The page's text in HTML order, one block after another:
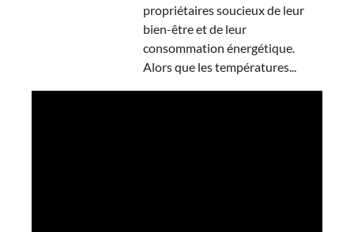
propriétaires soucieux de leur
bien-être et de leur
consommation énergétique.
Alors que les températures...